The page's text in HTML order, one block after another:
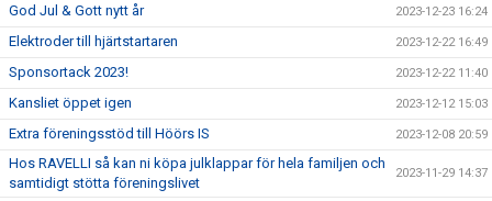
God Jul & Gott nytt år 2023-12-23 16:24
Elektroder till hjärtstartaren 2023-12-22 16:49
Sponsortack 2023! 2023-12-22 11:40
Kansliet öppet igen 2023-12-12 15:03
Extra föreningsstöd till Höörs IS 2023-12-08 20:59
Hos RAVELLI så kan ni köpa julklappar för hela familjen och
samtidigt stötta föreningslivet
2023-11-29 14:37